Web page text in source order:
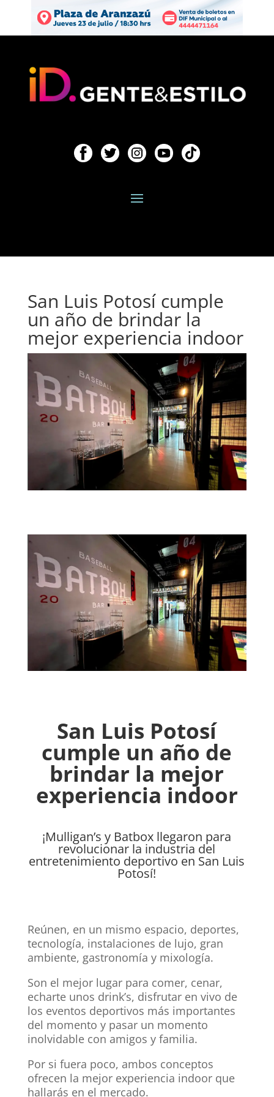
San Luis Potosí cumple
un año de brindar la
mejor experiencia indoor
San Luis Potosí
cumple un año de
brindar la mejor
experiencia indoor
¡Mulligan’s y Batbox llegaron para
revolucionar la industria del
entretenimiento deportivo en San Luis
Potosí!
Reúnen, en un mismo espacio, deportes,
tecnología, instalaciones de lujo, gran
ambiente, gastronomía y mixología.
Son el mejor lugar para comer, cenar,
echarte unos drink’s, disfrutar en vivo de
los eventos deportivos más importantes
del momento y pasar un momento
inolvidable con amigos y familia.
Por si fuera poco, ambos conceptos
ofrecen la mejor experiencia indoor que
hallarás en el mercado.